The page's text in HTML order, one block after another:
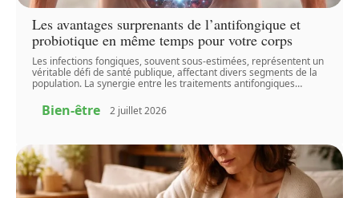
Les avantages surprenants de l’antifongique et
probiotique en même temps pour votre corps
Les infections fongiques, souvent sous-estimées, représentent un
véritable défi de santé publique, affectant divers segments de la
population. La synergie entre les traitements antifongiques…
Bien-être 2 juillet 2026